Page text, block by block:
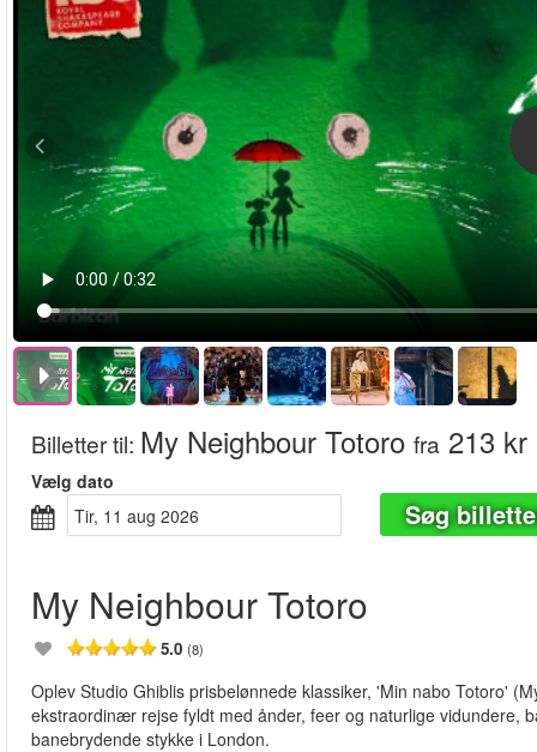
Billetter til: My Neighbour Totoro fra 213 kr
Vælg dato
tir, 11 aug 2026
Søg
My Neighbour Totoro
5.0 (8)
Oplev Studio Ghiblis prisbelønnede klassiker, 'Min nabo Totoro'
ekstraordinær rejse fyldt med ånder, feer og naturlige vidundere,
banebrydende stykke i London.